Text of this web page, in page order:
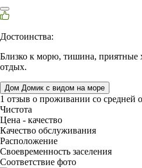
Достоинства:
Близко к морю, тишина, приятные
отдых.
Дом Домик с видом на море
1 отзыв о проживании со средней
Чистота
Цена - качество
Качество обслуживания
Расположение
Своевременность заселения
Соответствие фото